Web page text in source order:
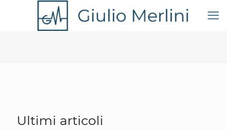
Ultimi articoli